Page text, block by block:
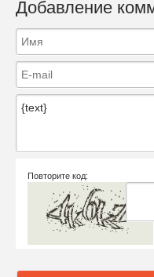
Добавление
Повторите код: